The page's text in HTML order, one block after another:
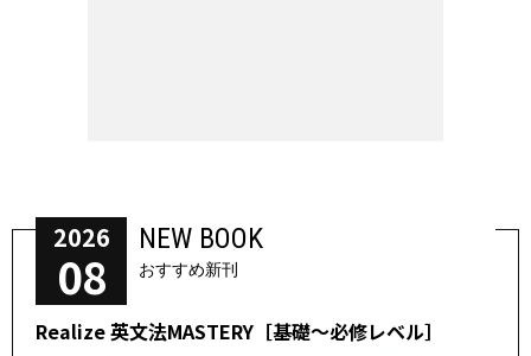
2026
08
NEW BOOK
おすすめ新刊
Realize 英文法MASTERY［基礎～必修レベル］